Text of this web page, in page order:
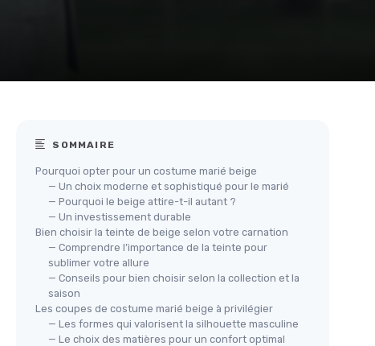
SOMMAIRE
Pourquoi opter pour un costume marié beige
— Un choix moderne et sophistiqué pour le marié
— Pourquoi le beige attire-t-il autant ?
— Un investissement durable
Bien choisir la teinte de beige selon votre carnation
— Comprendre l’importance de la teinte pour
sublimer votre allure
— Conseils pour bien choisir selon la collection et la
saison
Les coupes de costume marié beige à privilégier
— Les formes qui valorisent la silhouette masculine
— Le choix des matières pour un confort optimal